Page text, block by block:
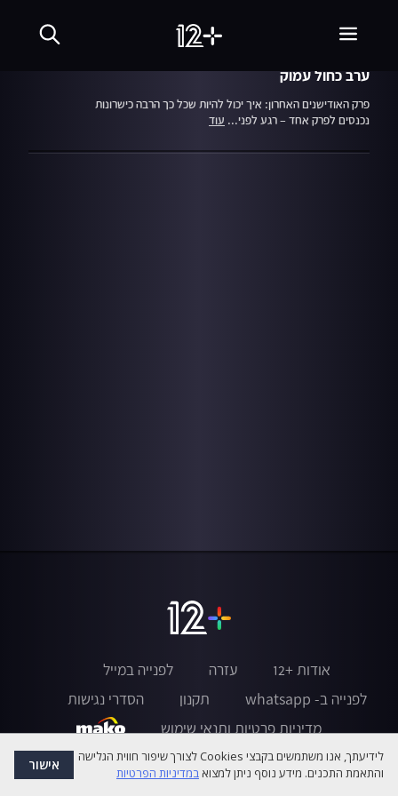
הכוכב הבא
ערב כחול עמוק
פרק האודישנים האחרון: איך יכול להיות שכל כך הרבה כישרונות
נכנסים לפרק אחד – רגע לפני... עוד
אודות +12 עזרה
לפנייה במייל
לפנייה ב- whatsapp
תקנון
הסדרי נגישות
מדיניות פרטיות ותנאי שימוש
לידיעתך, אנו משתמשים בקבצי Cookies לצורך שיפור חווית הגלישה
והתאמת התכנים. מידע נוסף ניתן למצואבמדיניות הפרטיות אישור